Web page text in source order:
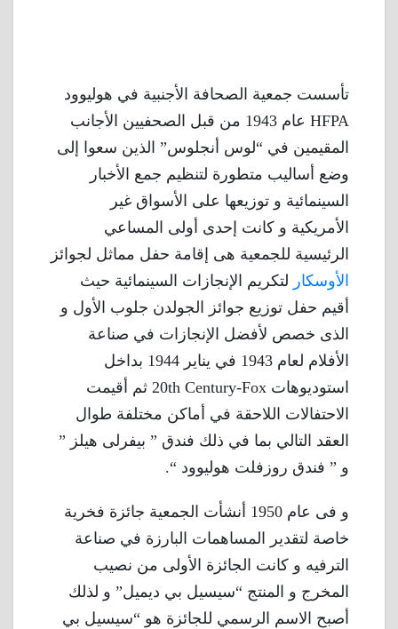
تأسست جمعية الصحافة الأجنبية في هوليوود
HFPA عام 1943 من قبل الصحفيين الأجانب
المقيمين في “لوس أنجلوس” الذين سعوا إلى
وضع أساليب متطورة لتنظيم جمع الأخبار
السينمائية و توزيعها على الأسواق غير
الأمريكية و كانت إحدى أولى المساعي
الرئيسية للجمعية هى إقامة حفل مماثل لجوائز
الأوسكار لتكريم الإنجازات السينمائية حيث
أقيم حفل توزيع جوائز الجولدن جلوب الأول و
الذى خصص لأفضل الإنجازات في صناعة
الأفلام لعام 1943 في يناير 1944 بداخل
استوديوهات 20th Century-Fox ثم أقيمت
الاحتفالات اللاحقة في أماكن مختلفة طوال
العقد التالي بما في ذلك فندق ” بيفرلى هيلز ”
و ” فندق روزفلت هوليوود “.
و فى عام 1950 أنشأت الجمعية جائزة فخرية
خاصة لتقدير المساهمات البارزة في صناعة
الترفيه و كانت الجائزة الأولى من نصيب
المخرج و المنتج “سيسيل بي ديميل” و لذلك
أصبح الاسم الرسمي للجائزة هو “سيسيل بي